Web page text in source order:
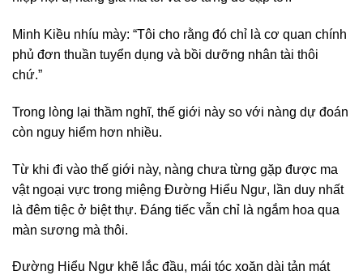
Minh Kiều nhíu mày: “Tôi cho rằng đó chỉ là cơ quan chính
phủ đơn thuần tuyển dụng và bồi dưỡng nhân tài thôi
chứ.”
Trong lòng lại thầm nghĩ, thế giới này so với nàng dự đoán
còn nguy hiểm hơn nhiều.
Từ khi đi vào thế giới này, nàng chưa từng gặp được ma
vật ngoại vực trong miệng Đường Hiểu Ngư, lần duy nhất
là đêm tiệc ở biệt thự. Đáng tiếc vẫn chỉ là ngắm hoa qua
màn sương mà thôi.
Đường Hiểu Ngư khẽ lắc đầu, mái tóc xoăn dài tản mát